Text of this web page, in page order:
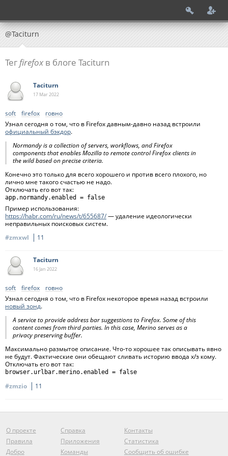
@Taciturn
Тег firefox в блоге Taciturn
Taciturn
17 Mar2022
soft firefox
говно
Узнал сегодня о том, что в Firefox давным-давно назад встроили
официальный бэкдор.
Normandy is a collection of servers, workflows, and Firefox
components that enables Mozilla to remote control Firefox clients in
the wild based on precise criteria.
Конечно это только для всего хорошего и против всего плохого, но
лично мне такого счастью не надо.
Отключать его вот так:
app.normandy.enabled = false
Пример использования:
https://habr.com/ru/news/t/655687/— удаление идеологически
неправильных поисковых систем.
#zmxwl
11
Taciturn
16 Jan 2022
soft firefox
говно
Узнал сегодня о том, что в Firefox некоторое время назад встроили
новый зонд.
A service to provide address bar suggestions to Firefox. Some of this
content comes from third parties. In this case, Merino serves as a
privacy preserving buffer.
Максимально размытое описание. Что-то хорошее так описывать явно
не будут. Фактические они обещают сливать историю ввода х/з кому.
Отключать его вот так:
browser.urlbar.merino.enabled = false
#zmzio 11
О проекте
Правила
Добро
Справка
Приложения
Команды
Контакты
Статистика
Сообщить об ошибке